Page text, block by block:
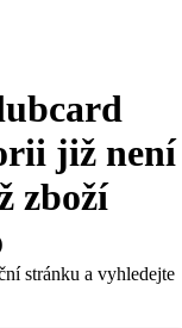
již není
zboží
stránku a vyhledejte